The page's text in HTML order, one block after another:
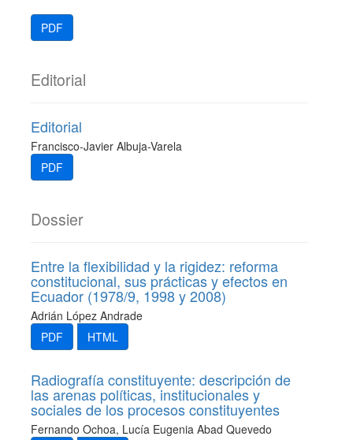
PDF
Editorial
Editorial
Francisco-Javier Albuja-Varela
PDF
Dossier
Entre la flexibilidad y la rigidez: reforma
constitucional, sus prácticas y efectos en
Ecuador (1978/9, 1998 y 2008)
Adrián López Andrade
PDF
HTML
Radiografía constituyente: descripción de
las arenas políticas, institucionales y
sociales de los procesos constituyentes
Fernando Ochoa, Lucía Eugenia Abad Quevedo